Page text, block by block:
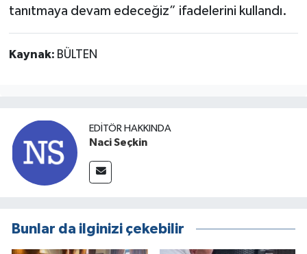
tanıtmaya devam edeceğiz” ifadelerini kullandı.
Kaynak: BÜLTEN
EDITÖR HAKKINDA
Naci Seçkin
Bunlar da ilginizi çekebilir